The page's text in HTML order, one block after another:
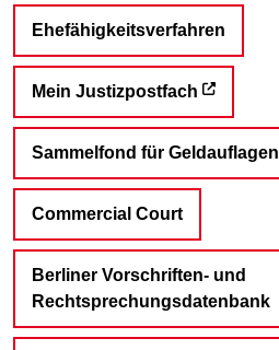
Ehefähigkeitsverfahren
Mein Justizpostfach
Sammelfond für Geldauflagen
Commercial Court
Berliner Vorschriften- und
Rechtsprechungsdatenbank